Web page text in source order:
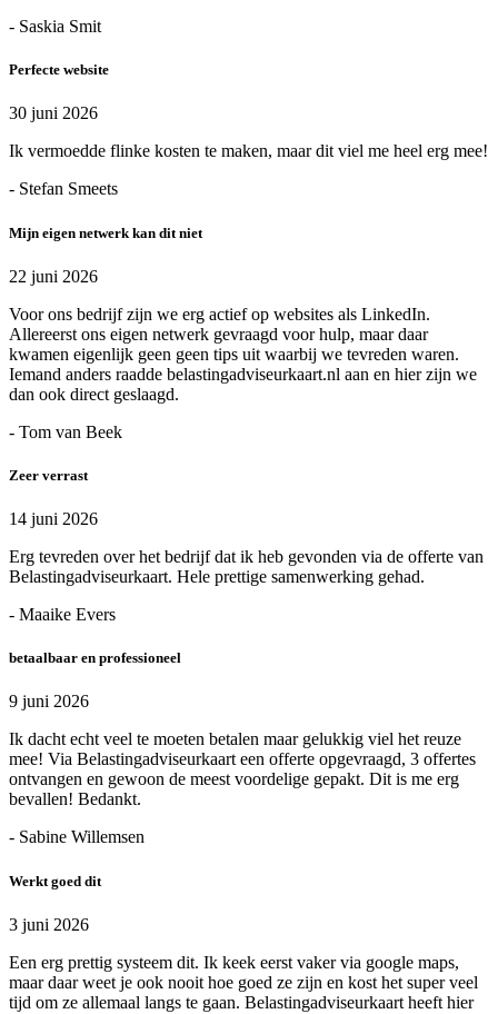
- Saskia Smit
Perfecte website
30 juni 2026
Ik vermoedde flinke kosten te maken, maar dit viel me heel erg mee!
- Stefan Smeets
Mijn eigen netwerk kan dit niet
22 juni 2026
Voor ons bedrijf zijn we erg actief op websites als LinkedIn.
Allereerst ons eigen netwerk gevraagd voor hulp, maar daar
kwamen eigenlijk geen geen tips uit waarbij we tevreden waren.
Iemand anders raadde belastingadviseurkaart.nl aan en hier zijn we
dan ook direct geslaagd.
- Tom van Beek
Zeer verrast
14 juni 2026
Erg tevreden over het bedrijf dat ik heb gevonden via de offerte van
Belastingadviseurkaart. Hele prettige samenwerking gehad.
- Maaike Evers
betaalbaar en professioneel
9 juni 2026
Ik dacht echt veel te moeten betalen maar gelukkig viel het reuze
mee! Via Belastingadviseurkaart een offerte opgevraagd, 3 offertes
ontvangen en gewoon de meest voordelige gepakt. Dit is me erg
bevallen! Bedankt.
- Sabine Willemsen
Werkt goed dit
3 juni 2026
Een erg prettig systeem dit. Ik keek eerst vaker via google maps,
maar daar weet je ook nooit hoe goed ze zijn en kost het super veel
tijd om ze allemaal langs te gaan. Belastingadviseurkaart heeft hier